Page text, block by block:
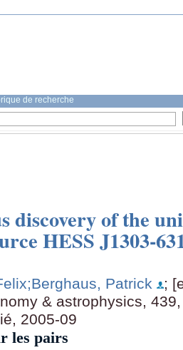
de recherche
discovery of the
HESS J1303-
;Berghaus, Patrick
;
& astrophysics,
2005-09
les pairs